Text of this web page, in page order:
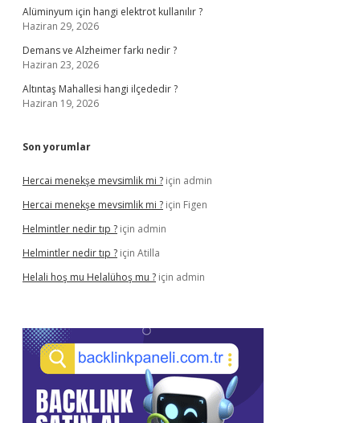
Alüminyum için hangi elektrot kullanılır ?
Haziran 29, 2026
Demans ve Alzheimer farkı nedir ?
Haziran 23, 2026
Altıntaş Mahallesi hangi ilçededir ?
Haziran 19, 2026
Son yorumlar
Hercai menekşe mevsimlik mi ? için admin
Hercai menekşe mevsimlik mi ? için Figen
Helmintler nedir tıp ? için admin
Helmintler nedir tıp ? için Atilla
Helali hoş mu Helalühoş mu ? için admin